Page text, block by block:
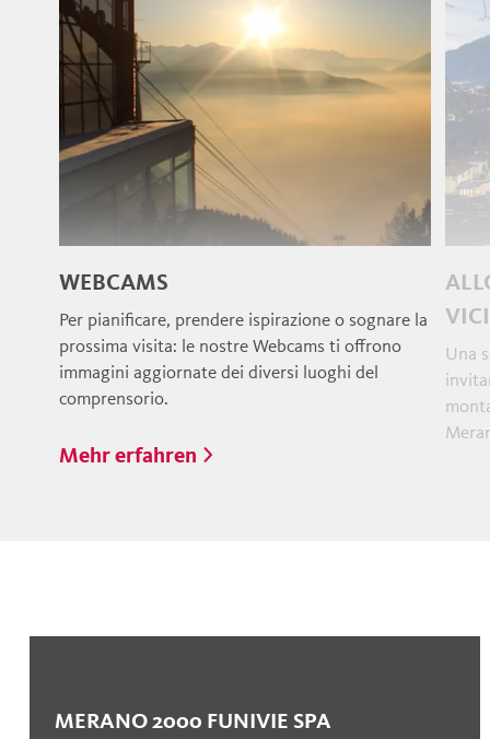
WEBCAMS
Per pianificare, prendere ispirazione o sognare la
prossima visita: le nostre Webcams ti offrono
immagini aggiornate dei diversi luoghi del
comprensorio.
Mehr erfahren
Una
MERANO 2000 FUNIVIE SPA